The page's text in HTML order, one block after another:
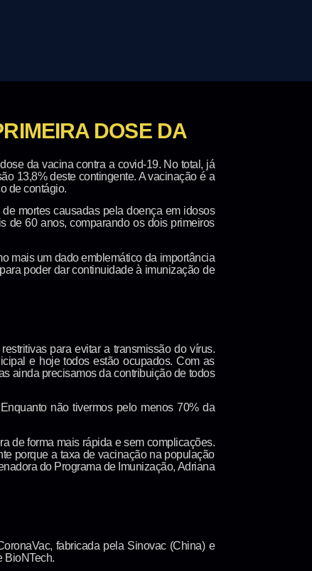
DOSE DA
da vacina contra a covid-19. No total, já
13,8% deste contingente. A vacinação é a
de contágio.
mortes causadas pela doença em idosos
de 60 anos, comparando os dois primeiros
mais um dado emblemático da importância
poder dar continuidade à imunização de
para evitar a transmissão do vírus.
e hoje todos estão ocupados. Com as
ainda precisamos da contribuição de todos
não tivermos pelo menos 70% da
de forma mais rápida e sem complicações.
porque a taxa de vacinação na população
do Programa de Imunização, Adriana
fabricada pela Sinovac (China) e
BioNTech.